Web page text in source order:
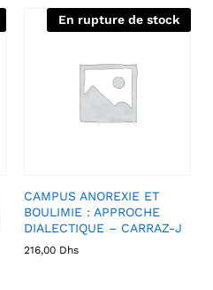
En rupture de stock
CAMPUS ANOREXIE ET
BOULIMIE : APPROCHE
DIALECTIQUE – CARRAZ-J
216,00 Dhs